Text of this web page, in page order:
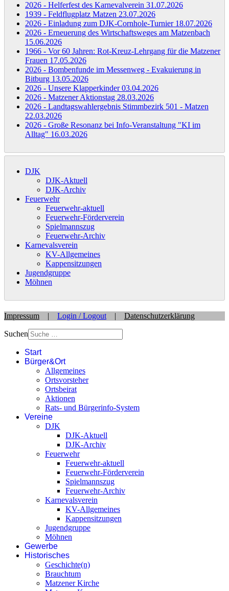
2026 - Helferfest des Karnevalverein 31.07.2026
1939 - Feldflugplatz Matzen 23.07.2026
2026 - Einladung zum DJK-Cornhole-Turnier 18.07.2026
2026 - Erneuerung des Wirtschaftsweges am Matzenbach
15.06.2026
1966 - Vor 60 Jahren: Rot-Kreuz-Lehrgang für die Matzener
Frauen 17.05.2026
2026 - Bombenfunde im Messenweg - Evakuierung in
Bitburg 13.05.2026
2026 - Unsere Klapperkinder03.04.2026
2026 - Matzener Aktionstag 28.03.2026
2026 - Landtagswahlergebnis Stimmbezirk 501 - Matzen
22.03.2026
2026 - Große Resonanz bei Info-Veranstaltung "KI im
Alltag" 16.03.2026
DJK
DJK-Aktuell
DJK-Archiv
Feuerwehr
Feuerwehr-aktuell
Feuerwehr-Förderverein
Spielmannszug
Feuerwehr-Archiv
Karnevalsverein
KV-Allgemeines
Kappensitzungen
Jugendgruppe
Möhnen
Impressum | Login / Logout | Datenschutzerklärung
Suchen
Start
Bürger&Ort
Allgemeines
Ortsvorsteher
Ortsbeirat
Aktionen
Rats- und Bürgerinfo-System
Vereine
DJK
DJK-Aktuell
DJK-Archiv
Feuerwehr
Feuerwehr-aktuell
Feuerwehr-Förderverein
Spielmannszug
Feuerwehr-Archiv
Karnevalsverein
KV-Allgemeines
Kappensitzungen
Jugendgruppe
Möhnen
Gewerbe
Historisches
Geschichte(n)
Brauchtum
Matzener Kirche